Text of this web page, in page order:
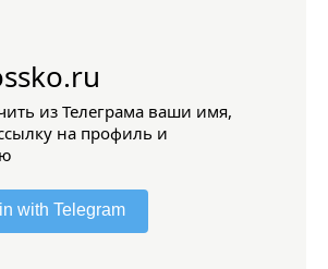
из Телеграма ваши имя,
на профиль и